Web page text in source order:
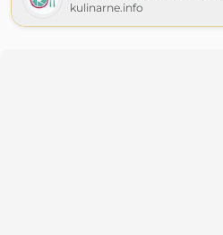
kulinarne.info